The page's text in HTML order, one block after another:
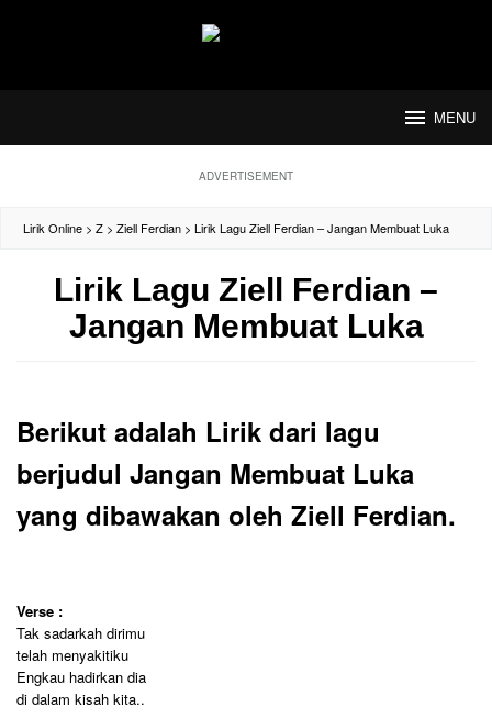
MENU
ADVERTISEMENT
Lirik Online > Z > Ziell Ferdian > Lirik Lagu Ziell Ferdian – Jangan Membuat Luka
Lirik Lagu Ziell Ferdian –
Jangan Membuat Luka
Berikut adalah Lirik dari lagu
berjudul Jangan Membuat Luka
yang dibawakan oleh Ziell Ferdian.
Verse :
Tak sadarkah dirimu
telah menyakitiku
Engkau hadirkan dia
di dalam kisah kita..